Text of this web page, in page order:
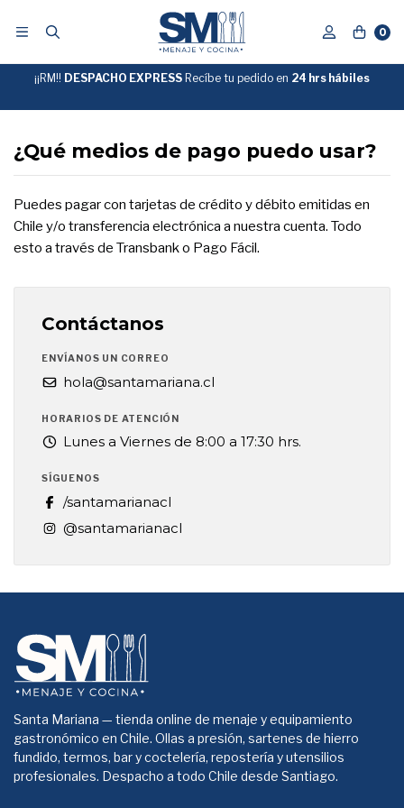
0
GRATIS
SOBRE
¡¡RM!! DESPACHO EXPRESS Recíbe tu pedido en 24 hrs hábiles
¿Qué medios de pago puedo usar?
Puedes pagar con tarjetas de crédito y débito emitidas en
Chile y/o transferencia electrónica a nuestra cuenta. Todo
esto a través de Transbank o Pago Fácil.
Contáctanos
ENVÍANOS UN CORREO
hola@santamariana.cl
HORARIOS DE ATENCIÓN
Lunes a Viernes de 8:00 a 17:30 hrs.
SÍGUENOS
/santamarianacl
@santamarianacl
Santa Mariana — tienda online de menaje y equipamiento
gastronómico en Chile. Ollas a presión, sartenes de hierro
fundido, termos, bar y coctelería, repostería y utensilios
profesionales. Despacho a todo Chile desde Santiago.